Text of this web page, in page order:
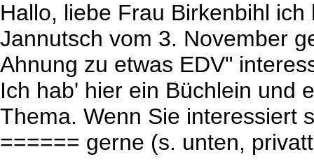
Hallo, liebe Frau Birkenbihl
Jannutsch vom 3. November
Ahnung zu etwas EDV"
Ich hab' hier ein Büchlein und
Thema. Wenn Sie interessiert
====== gerne (s. unten,